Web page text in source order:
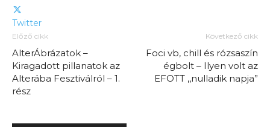
Twitter
Előző cikk
AlterÁbrázatok –
Kiragadott pillanatok az
Alterába Fesztiválról – 1.
rész
Következő cikk
Foci vb, chill és rózsaszín
égbolt – Ilyen volt az
EFOTT ,,nulladik napja”